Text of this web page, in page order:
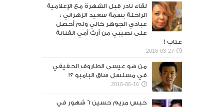
لقاء نادر قبل الشهرة مع الإعلامية
الراحلة بسمة سعيد الزهراني :
عبادي الجوهر خالي ولم أحصل
على نصيبي من أرث أمي الفنانة
عتاب !
2016-03-27
من هو عيسى الطاروف الحقيقي
في مسلسل ساق البامبو ؟!
2016-06-16
حبس مريم حسين 6 شهور في